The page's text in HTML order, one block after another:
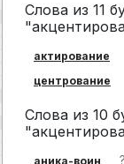
Слова из 11
актирование
центрование
Слова из 10
аника-воин ?